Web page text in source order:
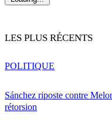
LES PLUS RÉCENTS
Sánchez riposte contre
rétorsion
POLITIQUE